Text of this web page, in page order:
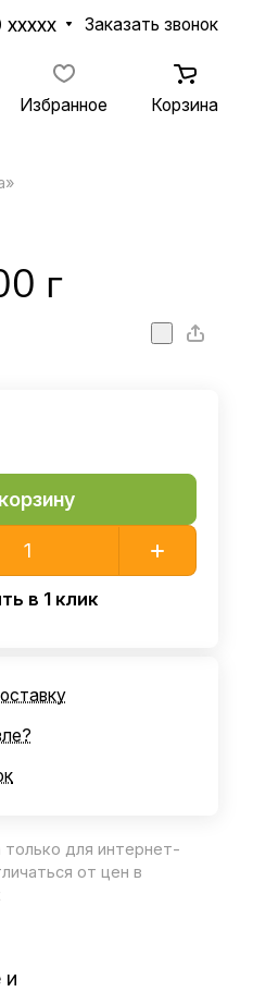
xxxxx Заказать звонок
Избранное Корзина
г
в 1 клик
для интернет-
от цен в
и